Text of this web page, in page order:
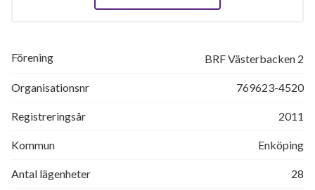
Förening BRF Västerbacken 2
Organisationsnr 769623-4520
Registreringsår 2011
Kommun Enköping
Antal lägenheter 28